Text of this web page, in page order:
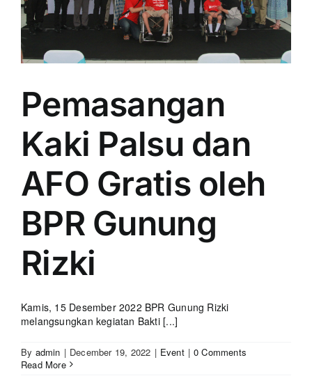
Pemasangan
Kaki Palsu dan
AFO Gratis oleh
BPR Gunung
Rizki
Kamis, 15 Desember 2022 BPR Gunung Rizki
melangsungkan kegiatan Bakti [...]
By admin | December 19, 2022 | Event | 0 Comments
Read More